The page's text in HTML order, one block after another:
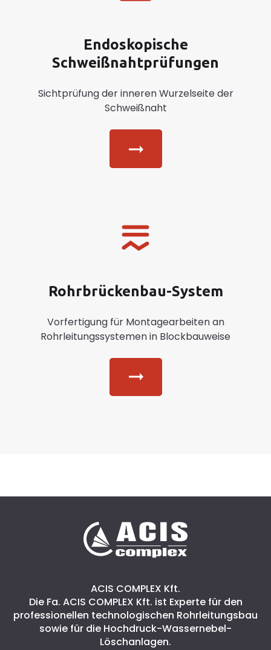
Endoskopische
Schweißnahtprüfungen
Sichtprüfung der inneren Wurzelseite der
Schweißnaht
Button
Rohrbrückenbau-System
Vorfertigung für Montagearbeiten an
Rohrleitungssystemen in Blockbauweise
Button
ACIS COMPLEX Kft.
Die Fa. ACIS COMPLEX Kft. ist Experte für den
professionellen technologischen Rohrleitungsbau
sowie für die Hochdruck-Wassernebel-
Löschanlagen.